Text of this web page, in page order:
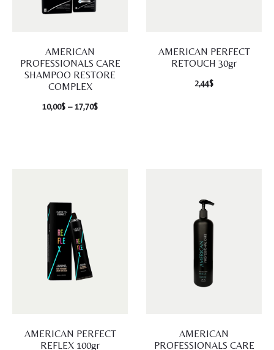
AMERICAN
PROFESSIONALS CARE
SHAMPOO RESTORE
COMPLEX
10,00$ –17,70$
AMERICAN PERFECT
RETOUCH 30gr
2,44$
AMERICAN PERFECT
REFLEX 100gr
AMERICAN
PROFESSIONALS CARE